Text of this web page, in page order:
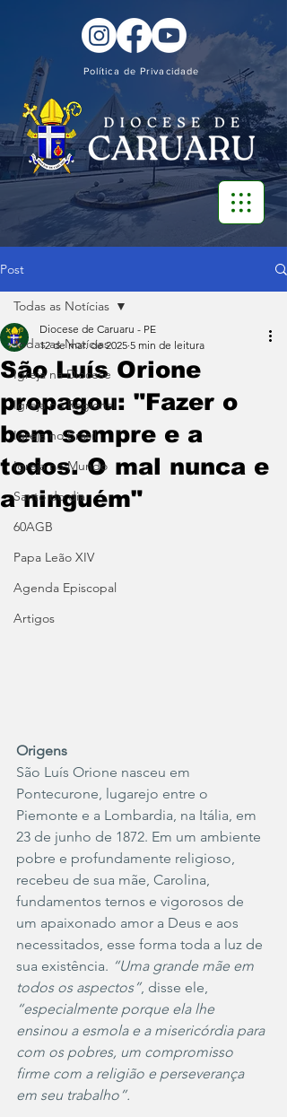
Política de Privacidade
Post
Todas as Notícias
Igreja na Diocese
Igreja no Regional
Igreja no Brasil
Igreja no Mundo
Santo do dia
60AGB
Papa Leão XIV
Agenda Episcopal
Artigos
Todas as Notícias
São Luís Orione
propagou: "Fazer o
bem sempre e a
todos. O mal nunca e
a ninguém"
Diocese de Caruaru - PE
12 de mar. de 2025 5 min de leitura
Origens
São Luís Orione nasceu em
Pontecurone, lugarejo entre o
Piemonte e a Lombardia, na Itália, em
23 de junho de 1872. Em um ambiente
pobre e profundamente religioso,
recebeu de sua mãe, Carolina,
fundamentos ternos e vigorosos de
um apaixonado amor a Deus e aos
necessitados, esse forma toda a luz de
sua existência. “Uma grande mãe em
todos os aspectos”, disse ele,
“especialmente porque ela lhe
ensinou a esmola e a misericórdia para
com os pobres, um compromisso
firme com a religião e perseverança
em seu trabalho”.